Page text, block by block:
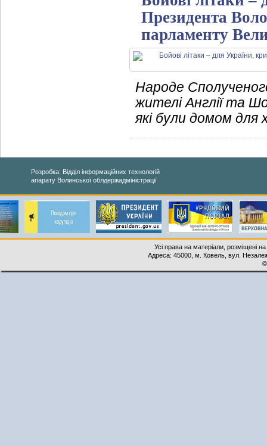
Президента
парламенту
Народе
жителі Англії та
які були домом для
Розробка: Відділ інформаційних технологій
апарату Волинської облдержадміністрації
Усі права на матеріали, розміщені
Адреса: 45000, м. Ковель, вул.